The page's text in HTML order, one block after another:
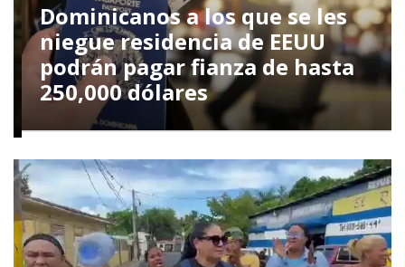
Dominicanos a los que se les
niegue residencia de EEUU
podrán pagar fianza de hasta
250,000 dólares